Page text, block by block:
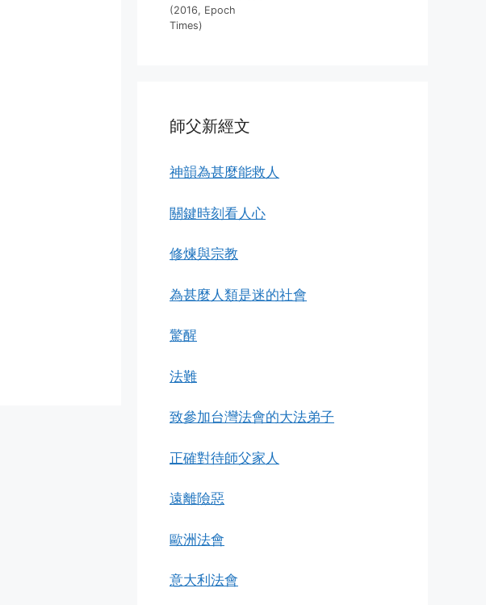
(2016, Epoch
Times)
師父新經文
神韻為甚麼能救人
關鍵時刻看人心
修煉與宗教
為甚麼人類是迷的社會
驚醒
法難
致參加台灣法會的大法弟子
正確對待師父家人
遠離險惡
歐洲法會
意大利法會